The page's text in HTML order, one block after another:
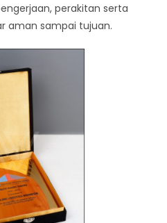
perakitan serta
aman sampai tujuan.